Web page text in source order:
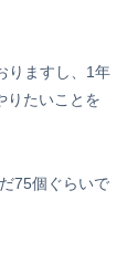
りますし、1年
りたいことを
75個ぐらいで